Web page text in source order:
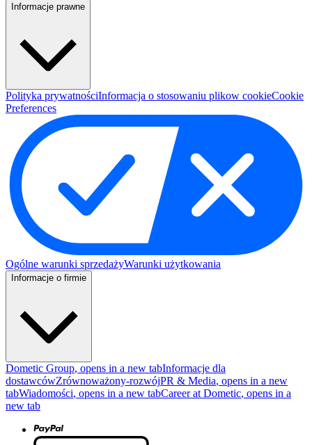
Informacje prawne
Polityka prywatnościInformacja o stosowaniu plikow cookieCookie
Preferences
Ogólne warunki sprzedażyWarunki użytkowania
Informacje o firmie
Dometic Group, opens in a new tabInformacje dla
dostawcówZrównoważony-rozwójPR & Media, opens in a new
tabWiadomości, opens in a new tabCareer at Dometic, opens in a
new tab